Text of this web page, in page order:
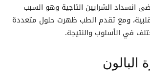
انسداد الشرايين التاجية وهو السبب
ومع تقدم الطب ظهرت حلول متعددة
في الأسلوب والنتيجة.
البالون